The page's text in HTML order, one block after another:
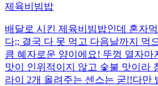
제육비빔밥
배달로 시킨 제육비빔밥인데 혼자
다;; 결국 다 못 먹고 다음날까지 먹
큼 혜자로운 양이에요! 뚜껑 열자마
맛이 인위적이지 않고 숯불 맛이라
라이 2개 올려주는 센스는 굳!! ​다만